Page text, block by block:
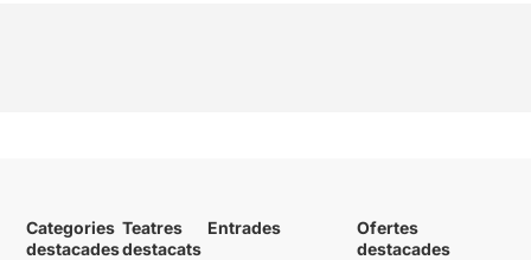
Categories
destacades
Teatres
destacats
Entrades
Ofertes
destacades